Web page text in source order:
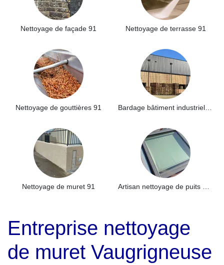
Nettoyage de façade 91 Nettoyage de terrasse 91
Nettoyage de gouttières 91
Nettoyage de muret 91
Entreprise nettoyage
de muret Vaugrigneuse